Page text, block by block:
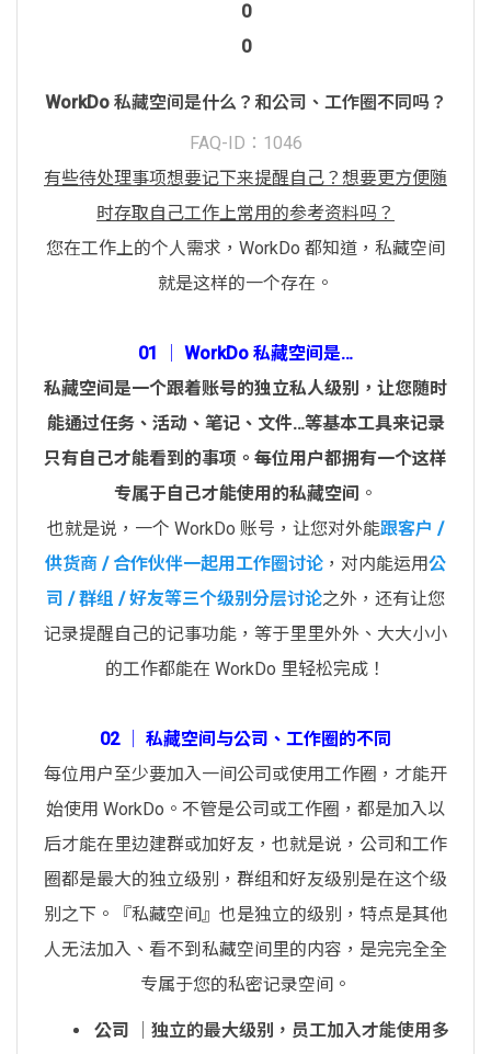
0
0
WorkDo 私藏空间是什么？和公司、工作圈不同吗？
FAQ-ID：1046
有些待处理事项想要记下来提醒自己？想要更方便随
时存取自己工作上常用的参考资料吗？
您在工作上的个人需求，WorkDo 都知道，私藏空间
就是这样的一个存在。
01 │ WorkDo 私藏空间是…
私藏空间是一个跟着账号的独立私人级别，让您随时
能通过任务、活动、笔记、文件…等基本工具来记录
只有自己才能看到的事项。每位用户都拥有一个这样
专属于自己才能使用的私藏空间 。
也就是说，一个 WorkDo 账号，让您对外能跟客户 /
供货商 / 合作伙伴一起用工作圈讨论 ，对内能运用公
司 / 群组 / 好友等三个级别分层讨论之外，还有让您
记录提醒自己的记事功能，等于里里外外、大大小小
的工作都能在 WorkDo 里轻松完成！
02 │ 私藏空间与公司、工作圈的不同
每位用户至少要加入一间公司或使用工作圈，才能开
始使用 WorkDo。不管是公司或工作圈，都是加入以
后才能在里边建群或加好友，也就是说，公司和工作
圈都是最大的独立级别，群组和好友级别是在这个级
别之下。『私藏空间』也是独立的级别，特点是其他
人无法加入、看不到私藏空间里的内容，是完完全全
专属于您的私密记录空间。
公司
│独立的最大级别，员工加入才能使用多